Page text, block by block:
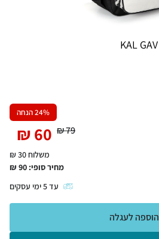
24% הנחה
79
₪
60
₪
משלוח 30 ₪
מחיר סופי: 90
₪
עד5ימי עסקים
הוספה לעגלה